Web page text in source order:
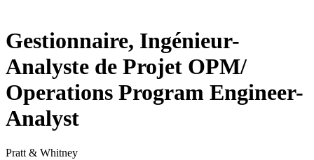
Gestionnaire, Ingénieur-
Analyste de Projet OPM/
Operations Program Engineer-
Analyst
Pratt & Whitney